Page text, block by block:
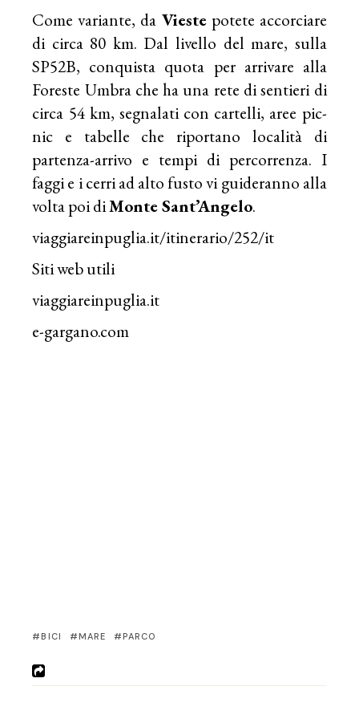
Come variante, da Viestepotete accorciare
di circa 80 km. Dal livello del mare, sulla
SP52B, conquista quota per arrivare alla
Foreste Umbra che ha una rete di sentieri di
circa 54 km, segnalati con cartelli, aree pic-
nic e tabelle che riportano località di
partenza-arrivo e tempi di percorrenza. I
faggi e i cerri ad alto fusto vi guideranno alla
volta poi diMonte Sant’Angelo.
viaggiareinpuglia.it/itinerario/252/it
Siti web utili
viaggiareinpuglia.it
e-gargano.com
BICI MARE PARCO